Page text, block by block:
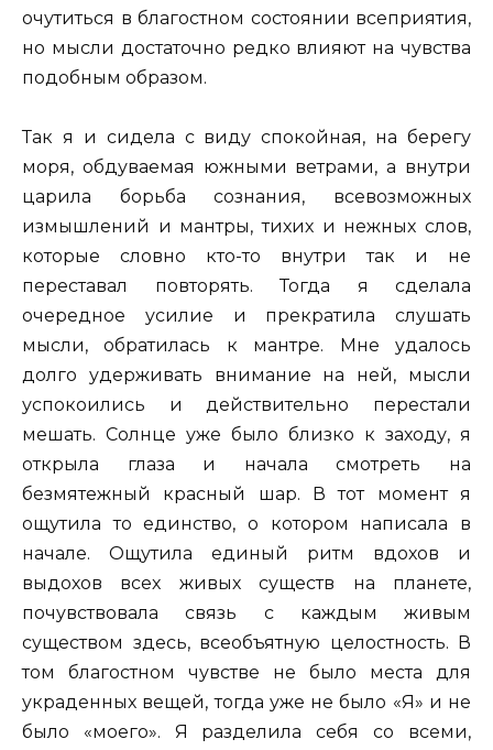
очутиться в благостном состоянии всеприятия,
но мысли достаточно редко влияют на чувства
подобным образом.
Так я и сидела с виду спокойная, на берегу
моря, обдуваемая южными ветрами, а внутри
царила борьба сознания, всевозможных
измышлений и мантры, тихих и нежных слов,
которые словно кто-то внутри так и не
переставал повторять. Тогда я сделала
очередное усилие и прекратила слушать
мысли, обратилась к мантре. Мне удалось
долго удерживать внимание на ней, мысли
успокоились и действительно перестали
мешать. Солнце уже было близко к заходу, я
открыла глаза и начала смотреть на
безмятежный красный шар. В тот момент я
ощутила то единство, о котором написала в
начале. Ощутила единый ритм вдохов и
выдохов всех живых существ на планете,
почувствовала связь с каждым живым
существом здесь, всеобъятную целостность. В
том благостном чувстве не было места для
украденных вещей, тогда уже не было «Я» и не
было «моего». Я разделила себя со всеми,